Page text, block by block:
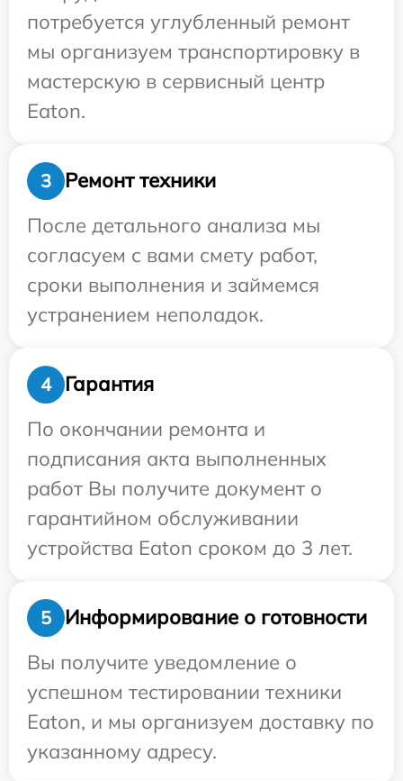
потребуется углубленный ремонт
мы организуем транспортировку в
мастерскую в сервисный центр
Eaton.
3
Ремонт техники
После детального анализа мы
согласуем с вами смету работ,
сроки выполнения и займемся
устранением неполадок.
4
Гарантия
По окончании ремонта и
подписания акта выполненных
работ Вы получите документ о
гарантийном обслуживании
устройства Eaton сроком до 3 лет.
5
Информирование о готовности
Вы получите уведомление о
успешном тестировании техники
Eaton, и мы организуем доставку по
указанному адресу.